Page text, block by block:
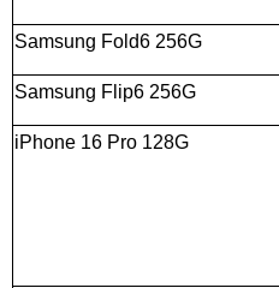
Samsung Fold6 256G
Samsung Flip6 256G
iPhone 16 Pro 128G